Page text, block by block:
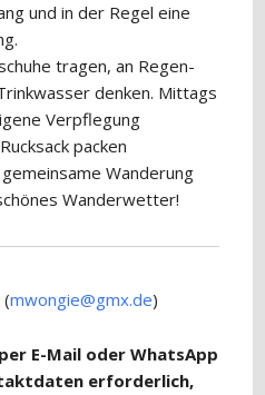
und in der Regel eine
tragen, an Regen-
denken. Mittags
Verpflegung
packen
Wanderung
Wanderwetter!
(mwongie@gmx.de)
E-Mail oder WhatsApp
erforderlich,